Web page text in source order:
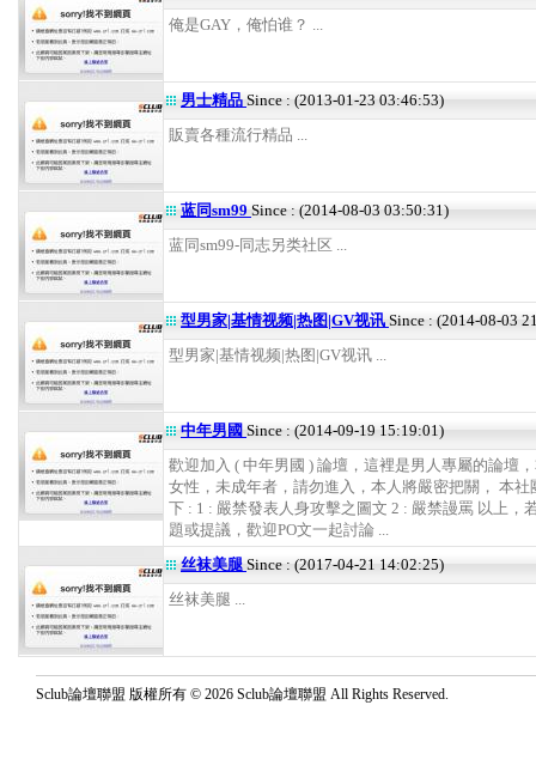
俺是GAY，俺怕谁？ ...
男士精品 Since : (2013-01-23 03:46:53)
販賣各種流行精品 ...
蓝同sm99 Since : (2014-08-03 03:50:31)
蓝同sm99-同志另类社区 ...
型男家|基情视频|热图|GV视讯Since : (2014-08-03
型男家|基情视频|热图|GV视讯 ...
中年男國 Since : (2014-09-19 15:19:01)
歡迎加入 ( 中年男國 ) 論壇，這裡是男人專屬的論壇
女性，未成年者，請勿進入，本人將嚴密把關， 本社
下 : 1 : 嚴禁發表人身攻擊之圖文 2 : 嚴禁謾罵 以上，
題或提議，歡迎PO文一起討論 ...
丝袜美腿Since : (2017-04-21 14:02:25)
丝袜美腿 ...
Sclub論壇聯盟 版權所有 © 2026 Sclub論壇聯盟 All Rights Reserved.